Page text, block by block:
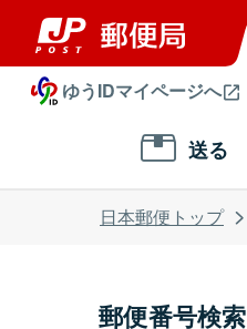
ゆうIDマイページへ
送る
日本郵便トップ
郵便番号検索